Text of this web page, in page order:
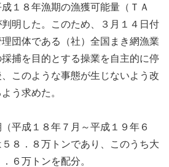
１８年漁期の漁獲可能量（ＴＡ
明した。このため、３月１４日付
団体である（社）全国まき網漁業
捕を目的とする操業を自主的に停
このような事態が生じないよう改
う求めた。
成１８年７月～平成１９年６
８．８万トンであり、このうち大
６万トンを配分。